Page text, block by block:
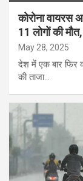
कोरोना
11 लोगों की
May 28, 2025
देश में एक बार फिर
की ताजा…